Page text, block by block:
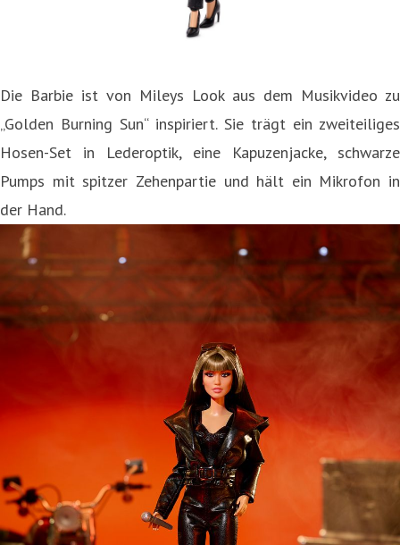
Die Barbie ist von Mileys Look aus dem Musikvideo zu
„Golden Burning Sun“ inspiriert. Sie trägt ein zweiteiliges
Hosen-Set in Lederoptik, eine Kapuzenjacke, schwarze
Pumps mit spitzer Zehenpartie und hält ein Mikrofon in
der Hand.